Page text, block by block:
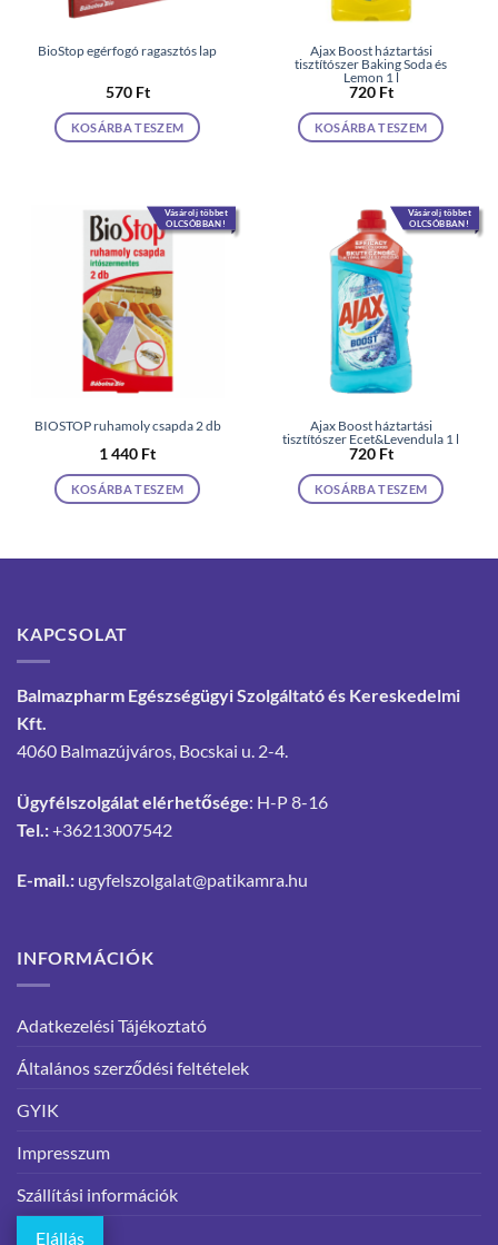
BioStop egérfogó ragasztós lap
570 Ft
KOSÁRBA TESZEM
Ajax Boost háztartási
tisztítószer Baking Soda és
Lemon 1 l
720 Ft
KOSÁRBA TESZEM
Vásárolj többet
OLCSÓBBAN!
BIOSTOP ruhamoly csapda 2 db
1 440 Ft
KOSÁRBA TESZEM
Vásárolj többet
OLCSÓBBAN!
Ajax Boost háztartási
tisztítószer Ecet&Levendula 1 l
720 Ft
KOSÁRBA TESZEM
KAPCSOLAT
Balmazpharm Egészségügyi Szolgáltató és Kereskedelmi
Kft.
4060 Balmazújváros, Bocskai u. 2-4.
Ügyfélszolgálat elérhetősége: H-P 8-16
Tel.:+36213007542
E-mail.: ugyfelszolgalat@patikamra.hu
INFORMÁCIÓK
Adatkezelési Tájékoztató
Általános szerződési feltételek
GYIK
Impresszum
Szállítási információk
Elállás